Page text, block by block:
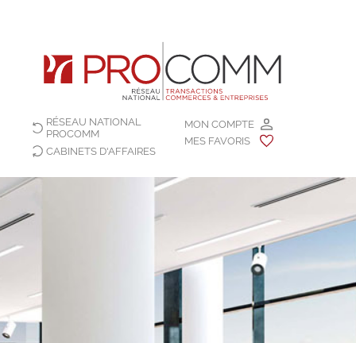
MON COMPTE
MES FAVORIS
RÉSEAU NATIONAL
PROCOMM
CABINETS D'AFFAIRES